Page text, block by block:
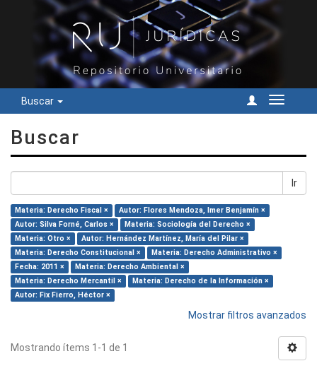
Buscar
Cambiar
Buscar
Ir
Materia: Derecho Fiscal ×
Autor: Flores Mendoza, Imer Benjamín ×
Autor: Silva Forné, Carlos ×
Materia: Sociología del Derecho ×
Materia: Otro ×
Autor: Hernández Martínez, María del Pilar ×
Materia: Derecho Constitucional ×
Materia: Derecho Administrativo ×
Fecha: 2011 ×
Materia: Derecho Ambiental ×
Materia: Derecho Mercantil ×
Materia: Derecho de la Información ×
Autor: Fix Fierro, Héctor ×
Mostrar filtros avanzados
Mostrando ítems 1-1 de 1